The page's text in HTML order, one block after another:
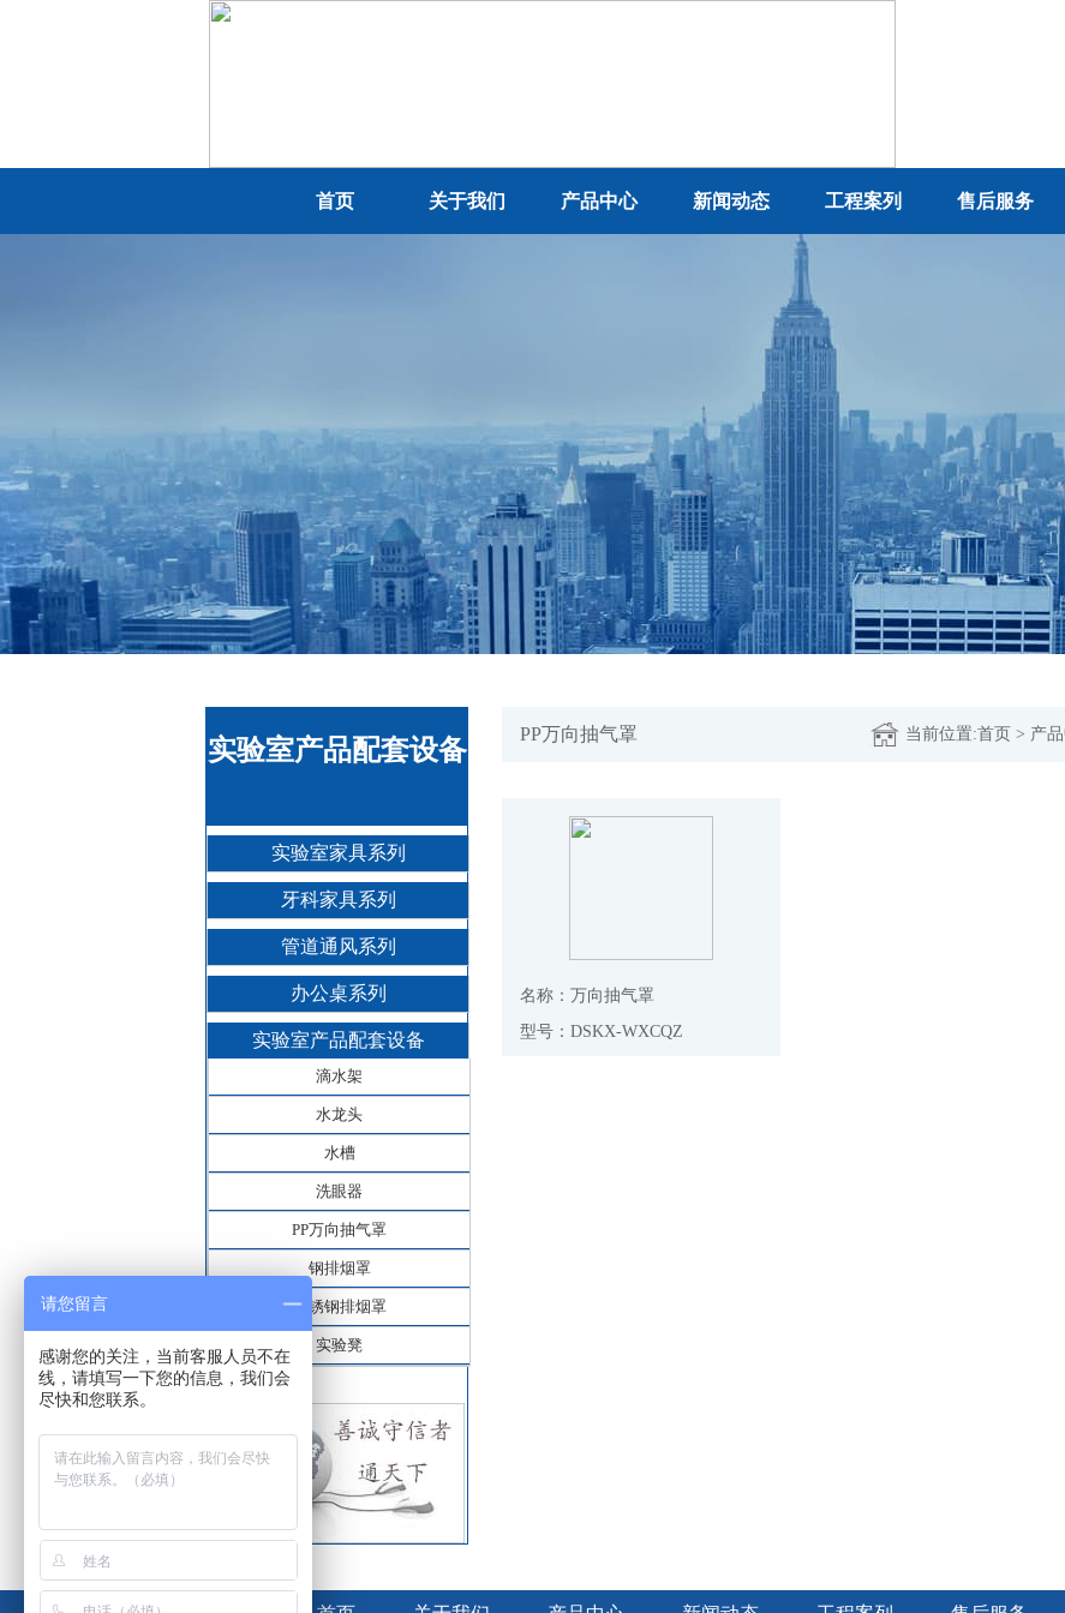
首页 关于我们 产品中心 新闻动态 工程案列 售后服务
实验室产品配套设备
实验室家具系列
牙科家具系列
管道通风系列
办公桌系列
实验室产品配套设备
滴水架
水龙头
水槽
洗眼器
PP万向抽气罩
钢排烟罩
不锈钢排烟罩
实验凳
PP万向抽气罩 当前位置:首页 > 产
名称：万向抽气罩
型号：DSKX-WXCQZ
请您留言
感谢您的关注，当前客服人员不在
线，请填写一下您的信息，我们会
尽快和您联系。